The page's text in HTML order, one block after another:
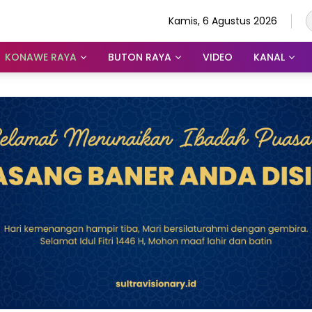
Kamis, 6 Agustus 2026
KONAWE RAYA BUTON RAYA VIDEO KANAL